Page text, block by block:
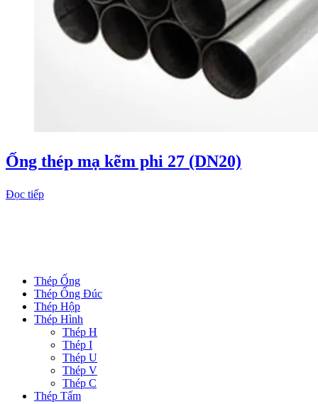
Ống thép mạ kẽm phi 27 (DN20)
Đọc tiếp
Thép Ống
Thép Ống Đúc
Thép Hộp
Thép Hình
Thép H
Thép I
Thép U
Thép V
Thép C
Thép Tấm